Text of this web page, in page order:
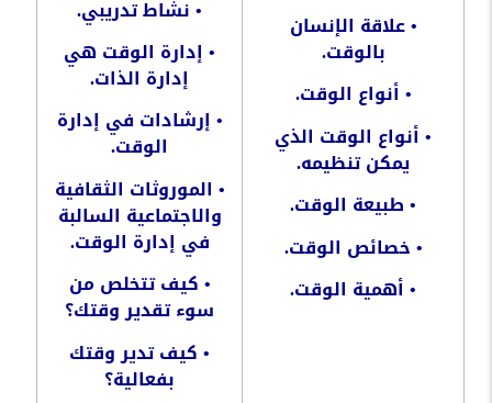
•علاقة الإنسان
بالوقت.
•أنواع الوقت.
•أنواع الوقت الذي
يمكنتنظيمه.
•طبيعة الوقت.
•خصائص الوقت.
•أهمية الوقت.
•نشاطتدريبي.
•إدارة الوقت هي
إدارة الذات.
•إرشادات في إدارة
الوقت.
• الموروثات الثقافية
والاجتماعية السالبة
في إدارة الوقت.
•كيف تتخلص من
سوءتقديروقتك؟
•كيفتديروقتك
بفعالية؟